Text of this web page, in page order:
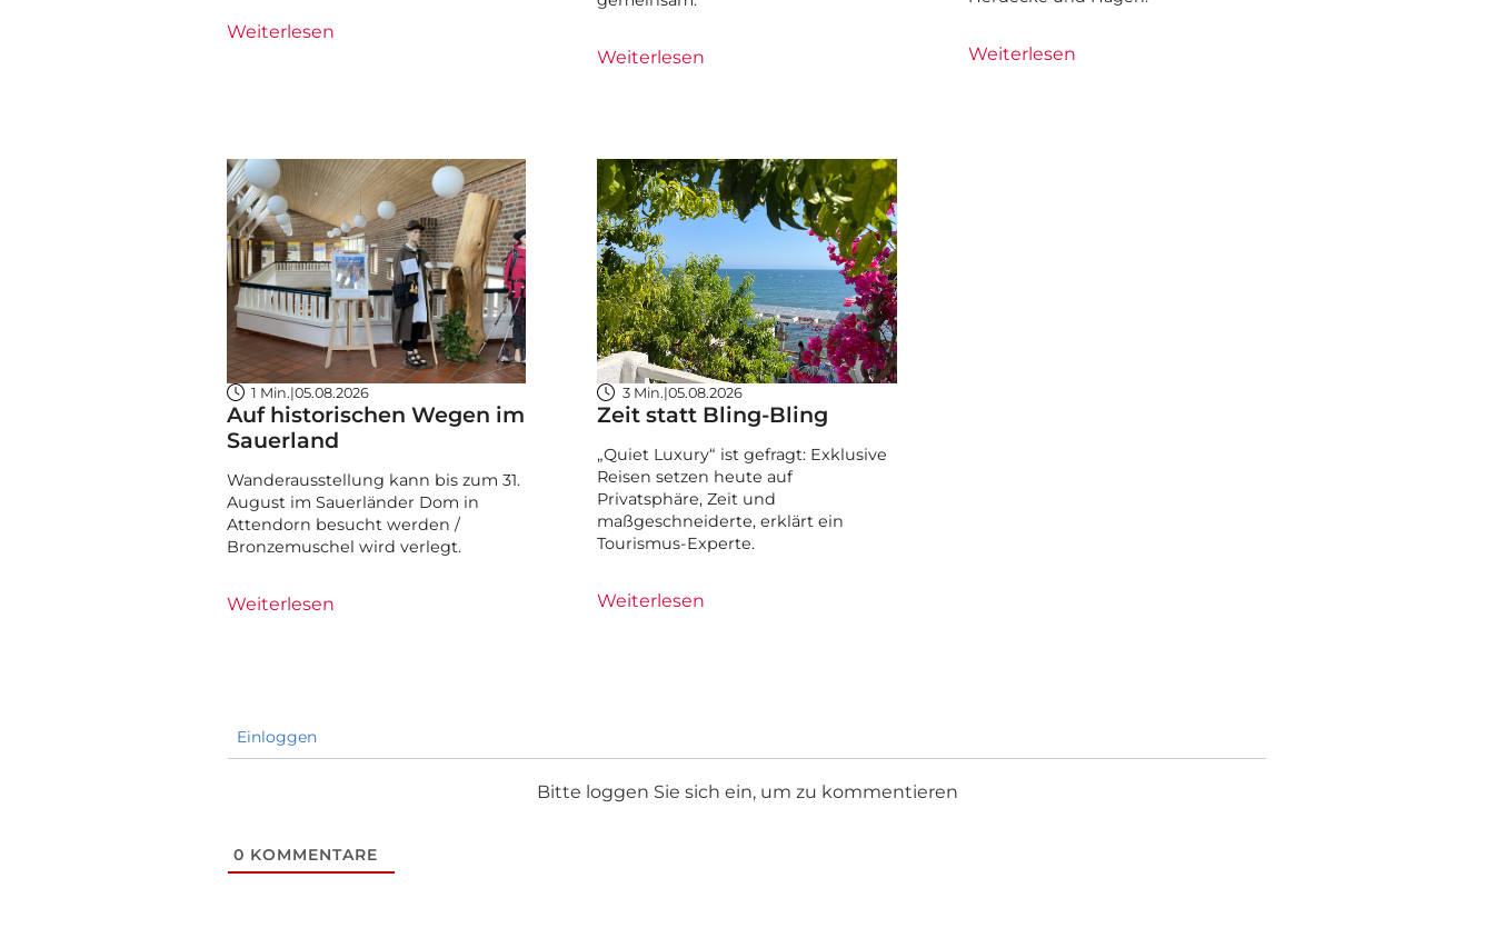
Weiterlesen
Weiterlesen Weiterlesen
1 Min.|05.08.2026
Auf historischen Wegen im
Sauerland
Wanderausstellung kann bis zum 31.
August im Sauerländer Dom in
Attendorn besucht werden /
Bronzemuschel wird verlegt.
Weiterlesen
3 Min.|05.08.2026
Zeit statt Bling-Bling
„Quiet Luxury“ ist gefragt: Exklusive
Reisen setzen heute auf
Privatsphäre, Zeit und
maßgeschneiderte, erklärt ein
Tourismus-Experte.
Weiterlesen
Einloggen
Bitte loggen Sie sich ein, um zu kommentieren
0 KOMMENTARE